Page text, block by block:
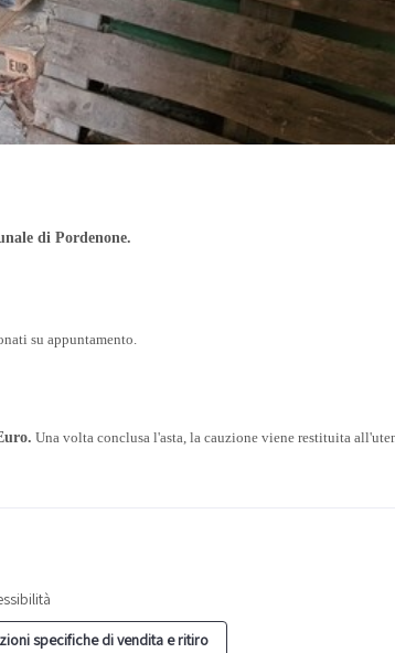
di Pordenone.
su appuntamento.
Una volta conclusa l'asta, la cauzione viene restituita
specifiche di vendita e ritiro